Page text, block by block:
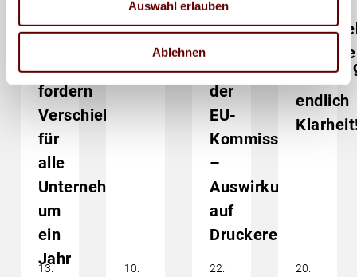
Auswahl erlauben
Ablehnen
EUDR:
Staaten
fordern
Verschiebung
für
alle
Unternehmen
um
ein
Jahr
13.
EUDR:
STOP
THE
CLOCK!
10.
EUDR:
der
EU-
Kommission
–
Auswirkungen
auf
Druckereien
22.
jetzt
endlich
20.